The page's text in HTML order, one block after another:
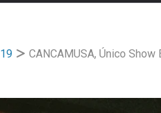
19 CANCAMUSA, Único